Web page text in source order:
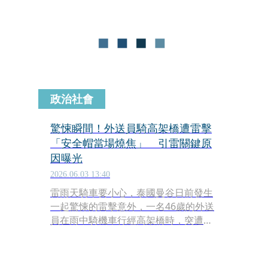
政治社會
驚悚瞬間！外送員騎高架橋遭雷擊
「安全帽當場燒焦」 引雷關鍵原
因曝光
2026.06.03 13:40
雷雨天騎車要小心，泰國曼谷日前發生
一起驚悚的雷擊意外，一名46歲的外送
員在雨中騎機車行經高架橋時，突遭雷